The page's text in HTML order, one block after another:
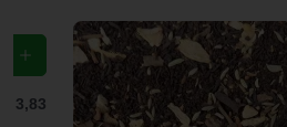
€ 3,83